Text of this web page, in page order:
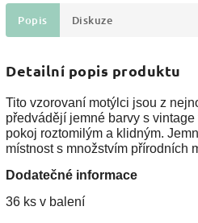
Popis Diskuze
Detailní popis produktu
Tito vzorovaní motýlci jsou z
předvádějí jemné barvy s
pokoj roztomilým a klidným.
místnost s množstvím přírodních
Dodatečné informace
36 ks v balení